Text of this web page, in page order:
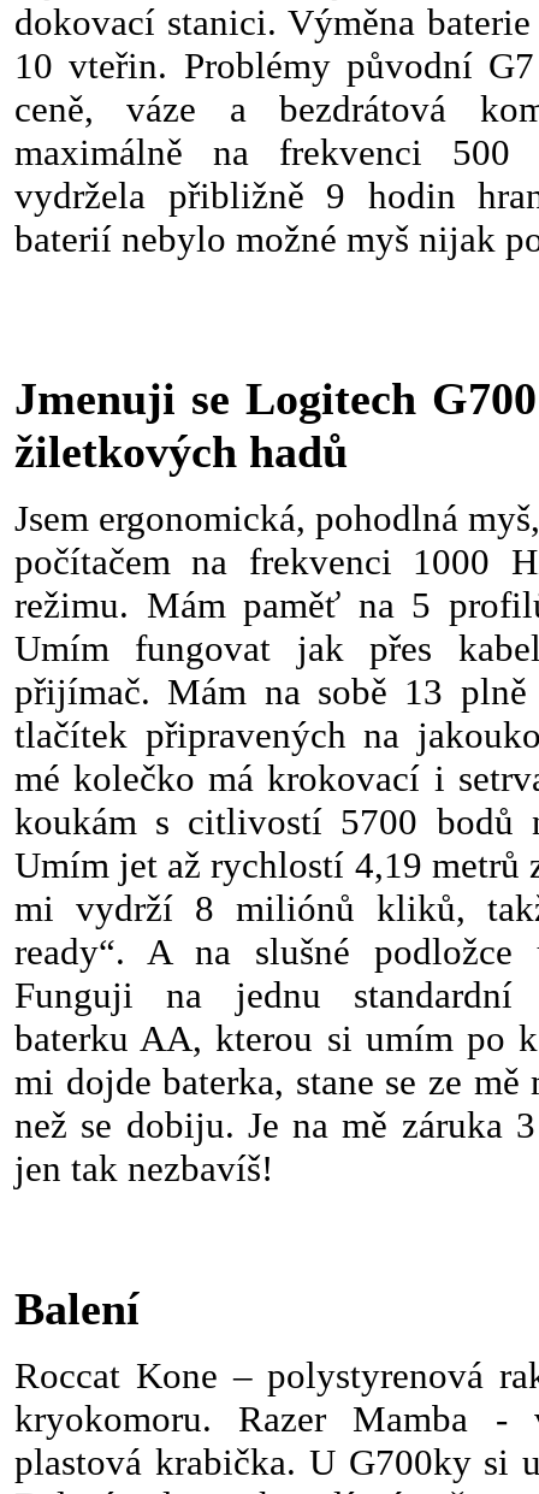
dokovací stanici. Výměna
10 vteřin. Problémy původní
ceně, váze a bezdrátová
maximálně na frekvenci 500
vydržela přibližně 9 hodin
baterií nebylo možné myš nijak
Jmenuji se Logitech
žiletkových hadů
Jsem ergonomická, pohodlná
počítačem na frekvenci 1000
režimu. Mám paměť na 5
Umím fungovat jak přes
přijímač. Mám na sobě 13 plně
tlačítek připravených na
mé kolečko má krokovací i
koukám s citlivostí 5700 bodů
Umím jet až rychlostí 4,19 metrů
mi vydrží 8 miliónů kliků,
ready“. A na slušné
Funguji na jednu standardní
baterku AA, kterou si umím po
mi dojde baterka, stane se ze
než se dobiju. Je na mě záruka
jen tak nezbavíš!
Balení
Roccat Kone – polystyrenová
kryokomoru. Razer Mamba -
plastová krabička. U G700ky si